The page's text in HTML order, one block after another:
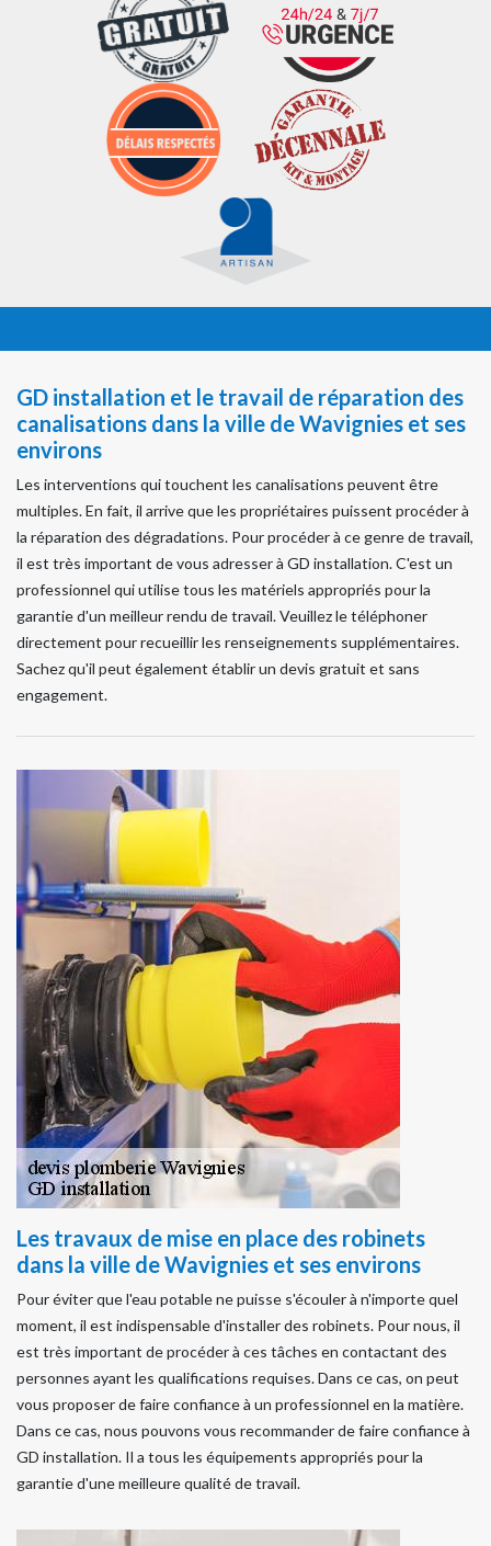
GD installation et le travail de réparation des
canalisations dans la ville de Wavignies et ses
environs
Les interventions qui touchent les canalisations peuvent être
multiples. En fait, il arrive que les propriétaires puissent procéder à
la réparation des dégradations. Pour procéder à ce genre de travail,
il est très important de vous adresser à GD installation. C'est un
professionnel qui utilise tous les matériels appropriés pour la
garantie d'un meilleur rendu de travail. Veuillez le téléphoner
directement pour recueillir les renseignements supplémentaires.
Sachez qu'il peut également établir un devis gratuit et sans
engagement.
Les travaux de mise en place des robinets
dans la ville de Wavignies et ses environs
Pour éviter que l'eau potable ne puisse s'écouler à n'importe quel
moment, il est indispensable d'installer des robinets. Pour nous, il
est très important de procéder à ces tâches en contactant des
personnes ayant les qualifications requises. Dans ce cas, on peut
vous proposer de faire confiance à un professionnel en la matière.
Dans ce cas, nous pouvons vous recommander de faire confiance à
GD installation. Il a tous les équipements appropriés pour la
garantie d'une meilleure qualité de travail.